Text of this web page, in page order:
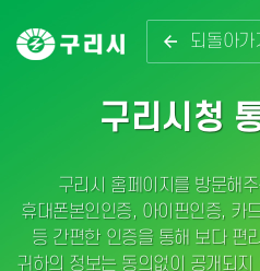
되돌아가
구리시청
구리시 홈페이지를 방문해
휴대폰본인인증, 아이핀인증, 카
등 간편한 인증을 통해 보다 편
귀하의 정보는 동의없이 공개되지